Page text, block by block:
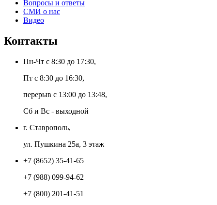
Вопросы и ответы
СМИ о нас
Видео
Контакты
Пн-Чт с 8:30 до 17:30,
Пт с 8:30 до 16:30,
перерыв с 13:00 до 13:48,
Сб и Вс - выходной
г. Ставрополь,
ул. Пушкина 25а, 3 этаж
+7 (8652) 35-41-65
+7 (988) 099-94-62
+7 (800) 201-41-51